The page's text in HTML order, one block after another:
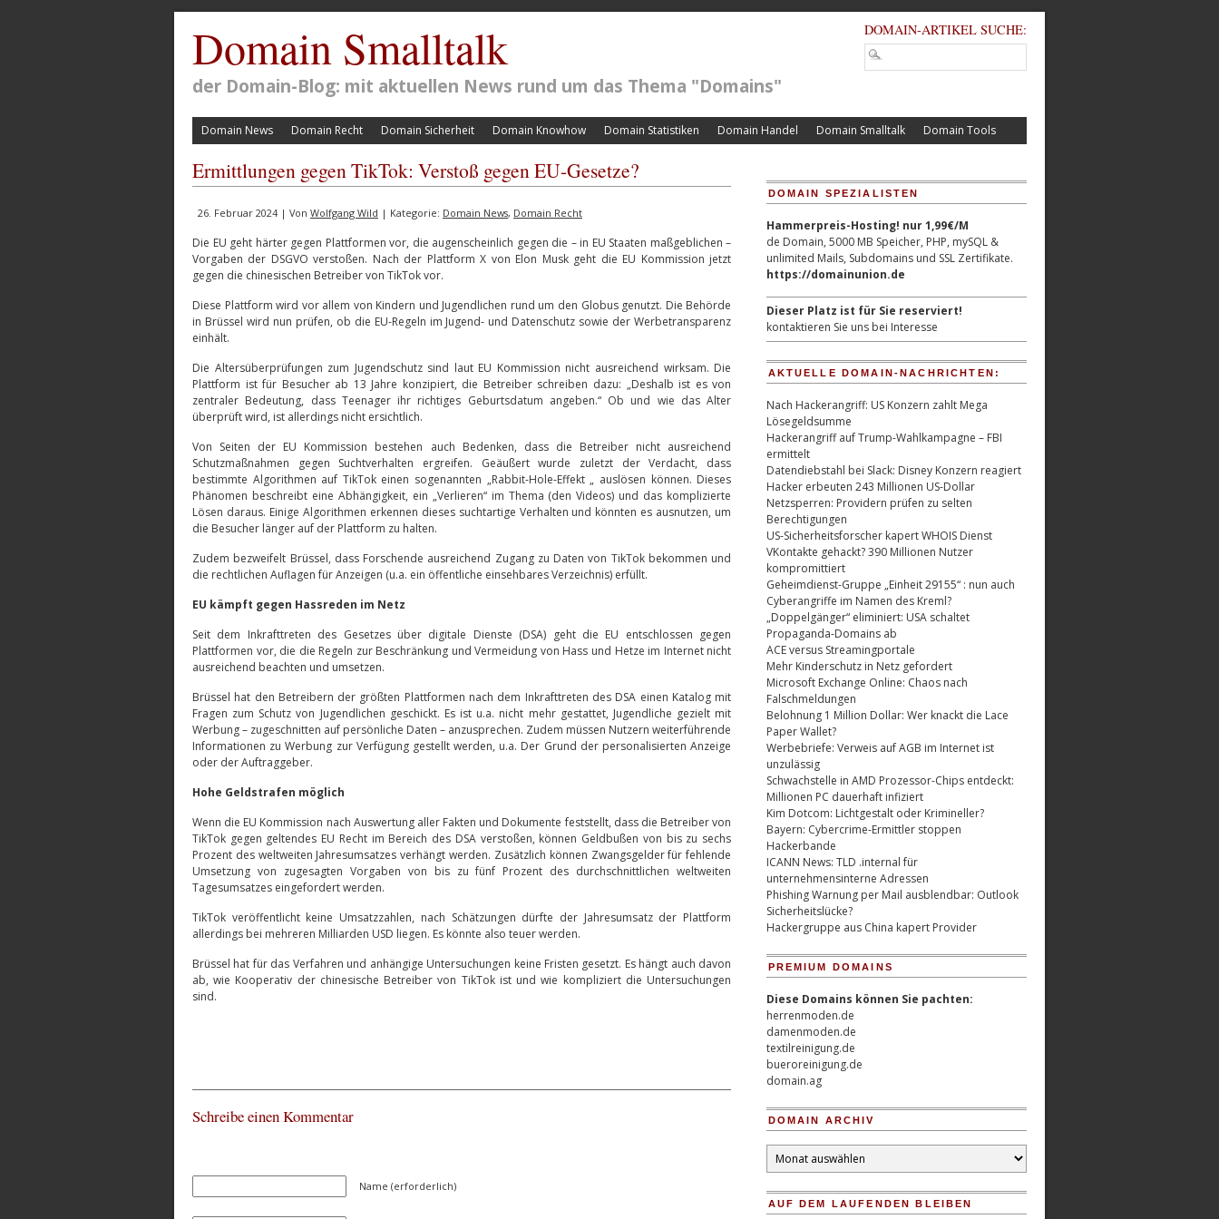
Domain Smalltalk
der Domain-Blog: mit aktuellen News rund um das Thema "Domains"
DOMAIN-ARTIKEL SUCHE:
Domain News Domain Recht Domain Sicherheit Domain Knowhow Domain Statistiken Domain Handel Domain Smalltalk Domain Tools
Ermittlungen gegen TikTok: Verstoß gegen EU-Gesetze?
26. Februar 2024 | Von Wolfgang Wild | Kategorie: Domain News, Domain Recht
Die EU geht härter gegen Plattformen vor, die augenscheinlich gegen die – in EU Staaten maßgeblichen –
Vorgaben der DSGVO verstoßen. Nach der Plattform X von Elon Musk geht die EU Kommission jetzt
gegen die chinesischen Betreiber von TikTok vor.
Diese Plattform wird vor allem von Kindern und Jugendlichen rund um den Globus genutzt. Die Behörde
in Brüssel wird nun prüfen, ob die EU-Regeln im Jugend- und Datenschutz sowie der Werbetransparenz
einhält.
Die Altersüberprüfungen zum Jugendschutz sind laut EU Kommission nicht ausreichend wirksam. Die
Plattform ist für Besucher ab 13 Jahre konzipiert, die Betreiber schreiben dazu: „Deshalb ist es von
zentraler Bedeutung, dass Teenager ihr richtiges Geburtsdatum angeben.“ Ob und wie das Alter
überprüft wird, ist allerdings nicht ersichtlich.
Von Seiten der EU Kommission bestehen auch Bedenken, dass die Betreiber nicht ausreichend
Schutzmaßnahmen gegen Suchtverhalten ergreifen. Geäußert wurde zuletzt der Verdacht, dass
bestimmte Algorithmen auf TikTok einen sogenannten „Rabbit-Hole-Effekt „ auslösen können. Dieses
Phänomen beschreibt eine Abhängigkeit, ein „Verlieren“ im Thema (den Videos) und das komplizierte
Lösen daraus. Einige Algorithmen erkennen dieses suchtartige Verhalten und könnten es ausnutzen, um
die Besucher länger auf der Plattform zu halten.
Zudem bezweifelt Brüssel, dass Forschende ausreichend Zugang zu Daten von TikTok bekommen und
die rechtlichen Auflagen für Anzeigen (u.a. ein öffentliche einsehbares Verzeichnis) erfüllt.
EU kämpft gegen Hassreden im Netz
Seit dem Inkrafttreten des Gesetzes über digitale Dienste (DSA) geht die EU entschlossen gegen
Plattformen vor, die die Regeln zur Beschränkung und Vermeidung von Hass und Hetze im Internet nicht
ausreichend beachten und umsetzen.
Brüssel hat den Betreibern der größten Plattformen nach dem Inkrafttreten des DSA einen Katalog mit
Fragen zum Schutz von Jugendlichen geschickt. Es ist u.a. nicht mehr gestattet, Jugendliche gezielt mit
Werbung – zugeschnitten auf persönliche Daten – anzusprechen. Zudem müssen Nutzern weiterführende
Informationen zu Werbung zur Verfügung gestellt werden, u.a. Der Grund der personalisierten Anzeige
oder der Auftraggeber.
Hohe Geldstrafen möglich
Wenn die EU Kommission nach Auswertung aller Fakten und Dokumente feststellt, dass die Betreiber von
TikTok gegen geltendes EU Recht im Bereich des DSA verstoßen, können Geldbußen von bis zu sechs
Prozent des weltweiten Jahresumsatzes verhängt werden. Zusätzlich können Zwangsgelder für fehlende
Umsetzung von zugesagten Vorgaben von bis zu fünf Prozent des durchschnittlichen weltweiten
Tagesumsatzes eingefordert werden.
TikTok veröffentlicht keine Umsatzzahlen, nach Schätzungen dürfte der Jahresumsatz der Plattform
allerdings bei mehreren Milliarden USD liegen. Es könnte also teuer werden.
Brüssel hat für das Verfahren und anhängige Untersuchungen keine Fristen gesetzt. Es hängt auch davon
ab, wie Kooperativ der chinesische Betreiber von TikTok ist und wie kompliziert die Untersuchungen
sind.
Schreibe einen Kommentar
Name (erforderlich)
DOMAIN SPEZIALISTEN
Hammerpreis-Hosting! nur 1,99€/M
de Domain, 5000 MB Speicher, PHP, mySQL &
unlimited Mails, Subdomains und SSL Zertifikate.
https://domainunion.de
Dieser Platz ist für Sie reserviert!
kontaktieren Sie uns bei Interesse
AKTUELLE DOMAIN-NACHRICHTEN:
Nach Hackerangriff: US Konzern zahlt Mega
Lösegeldsumme
Hackerangriff auf Trump-Wahlkampagne – FBI
ermittelt
Datendiebstahl bei Slack: Disney Konzern reagiert
Hacker erbeuten 243 Millionen US-Dollar
Netzsperren: Providern prüfen zu selten
Berechtigungen
US-Sicherheitsforscher kapert WHOIS Dienst
VKontakte gehackt? 390 Millionen Nutzer
kompromittiert
Geheimdienst-Gruppe „Einheit 29155“ : nun auch
Cyberangriffe im Namen des Kreml?
„Doppelgänger“ eliminiert: USA schaltet
Propaganda-Domains ab
ACE versus Streamingportale
Mehr Kinderschutz in Netz gefordert
Microsoft Exchange Online: Chaos nach
Falschmeldungen
Belohnung 1 Million Dollar: Wer knackt die Lace
Paper Wallet?
Werbebriefe: Verweis auf AGB im Internet ist
unzulässig
Schwachstelle in AMD Prozessor-Chips entdeckt:
Millionen PC dauerhaft infiziert
Kim Dotcom: Lichtgestalt oder Krimineller?
Bayern: Cybercrime-Ermittler stoppen
Hackerbande
ICANN News: TLD .internal für
unternehmensinterne Adressen
Phishing Warnung per Mail ausblendbar: Outlook
Sicherheitslücke?
Hackergruppe aus China kapert Provider
PREMIUM DOMAINS
Diese Domains können Sie pachten:
herrenmoden.de
damenmoden.de
textilreinigung.de
bueroreinigung.de
domain.ag
DOMAIN ARCHIV
Domain
Archiv
AUF DEM LAUFENDEN BLEIBEN